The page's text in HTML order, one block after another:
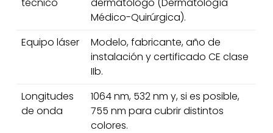
Médico-Quirúrgica).
Equipo láser
Modelo, fabricante, año de
instalación y certificado CE clase
IIb.
Longitudes
de onda
1064 nm, 532 nm y, si es posible,
755 nm para cubrir distintos
colores.